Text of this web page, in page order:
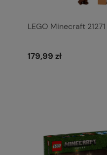
LEGO Minecraft
179,99 zł